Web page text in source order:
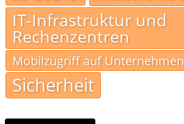
IT-Infrastruktur und
Rechenzentren
Mobilzugriff auf
Sicherheit